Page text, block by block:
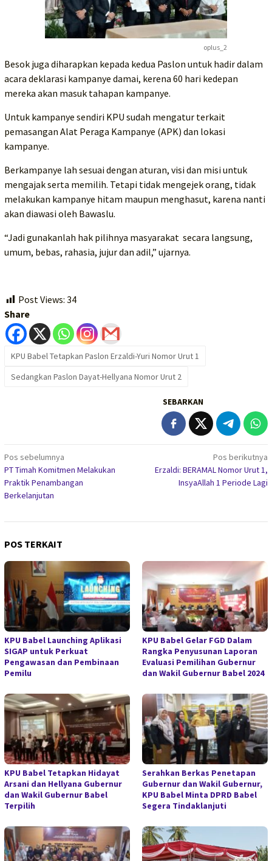
oplus_2
Besok juga diharapkan kepada kedua Paslon untuk hadir dalam
acara deklarasi kampanye damai, kerena 60 hari kedepan
mereka akan masuk tahapan kampanye.
Untuk kampanye sendiri KPU sudah mengatur terkait
pemasangan Alat Peraga Kampanye (APK) dan lokasi
kampanye.
Berkampanye lah sesuai dengan aturan, visi dan misi untuk
mengajak serta memilih. Tetapi tidak mengejek orang, tidak
melakukan kampanye hitam maupun menghasut, karena nanti
akan diawasi oleh Bawaslu.
“Jadi gunakanlah hak pilihnya masyarakat secara langsung,
umum, bebas, rahasia, jujur dan adil,” ujarnya.
Post Views: 34
Share
KPU Babel Tetapkan Paslon Erzaldi-Yuri Nomor Urut 1
Sedangkan Paslon Dayat-Hellyana Nomor Urut 2
SEBARKAN
Navigasi
pos
Pos sebelumnya
PT Timah Komitmen Melakukan
Praktik Penambangan
Berkelanjutan
Pos berikutnya
Erzaldi: BERAMAL Nomor Urut 1,
InsyaAllah 1 Periode Lagi
POS TERKAIT
KPU Babel Launching Aplikasi
SIGAP untuk Perkuat
Pengawasan dan Pembinaan
Pemilu
KPU Babel Gelar FGD Dalam
Rangka Penyusunan Laporan
Evaluasi Pemilihan Gubernur
dan Wakil Gubernur Babel 2024
KPU Babel Tetapkan Hidayat
Arsani dan Hellyana Gubernur
dan Wakil Gubernur Babel
Terpilih
Serahkan Berkas Penetapan
Gubernur dan Wakil Gubernur,
KPU Babel Minta DPRD Babel
Segera Tindaklanjuti